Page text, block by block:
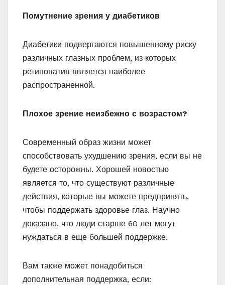
Помутнение зрения у диабетиков
Диабетики подвергаются повышенному риску
различных глазных проблем, из которых
ретинопатия является наиболее
распространенной.
Плохое зрение неизбежно с возрастом?
Современный образ жизни может
способствовать ухудшению зрения, если вы не
будете осторожны. Хорошей новостью
является то, что существуют различные
действия, которые вы можете предпринять,
чтобы поддержать здоровье глаз. Научно
доказано, что люди старше 60 лет могут
нуждаться в еще большей поддержке.
Вам также может понадобиться
дополнительная поддержка, если: